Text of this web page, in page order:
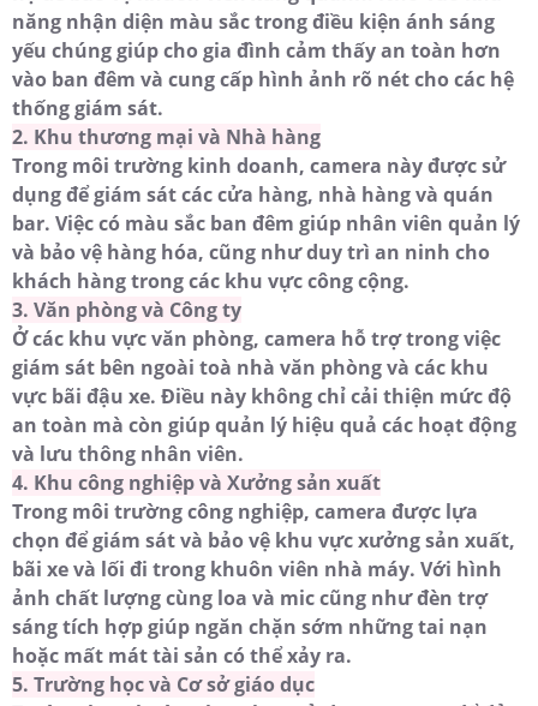
năng nhận diện màu sắc trong điều kiện ánh sáng
yếu chúng giúp cho gia đình cảm thấy an toàn hơn
vào ban đêm và cung cấp hình ảnh rõ nét cho các hệ
thống giám sát.
2. Khu thương mại và Nhà hàng
Trong môi trường kinh doanh, camera này được sử
dụng để giám sát các cửa hàng, nhà hàng và quán
bar. Việc có màu sắc ban đêm giúp nhân viên quản lý
và bảo vệ hàng hóa, cũng như duy trì an ninh cho
khách hàng trong các khu vực công cộng.
3. Văn phòng và Công ty
Ở các khu vực văn phòng, camera hỗ trợ trong việc
giám sát bên ngoài toà nhà văn phòng và các khu
vực bãi đậu xe. Điều này không chỉ cải thiện mức độ
an toàn mà còn giúp quản lý hiệu quả các hoạt động
và lưu thông nhân viên.
4. Khu công nghiệp và Xưởng sản xuất
Trong môi trường công nghiệp, camera được lựa
chọn để giám sát và bảo vệ khu vực xưởng sản xuất,
bãi xe và lối đi trong khuôn viên nhà máy. Với hình
ảnh chất lượng cùng loa và mic cũng như đèn trợ
sáng tích hợp giúp ngăn chặn sớm những tai nạn
hoặc mất mát tài sản có thể xảy ra.
5. Trường học và Cơ sở giáo dục